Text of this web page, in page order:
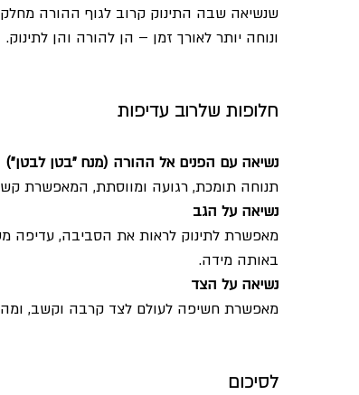
שנשיאה שבה התינוק קרוב לגוף ההורה
ונוחה יותר לאורך זמן – הן להורה והן לתינוק.
חלופות שלרוב עדיפות
נשיאה עם הפנים אל ההורה (מנח "בטן לבטן")
תנוחה תומכת, רגועה ומווסתת, המאפשרת
נשיאה על הגב
מאפשרת לתינוק לראות את הסביבה, עדיפה
באותה מידה.
נשיאה על הצד
מאפשרת חשיפה לעולם לצד קרבה וקשב,
לסיכום